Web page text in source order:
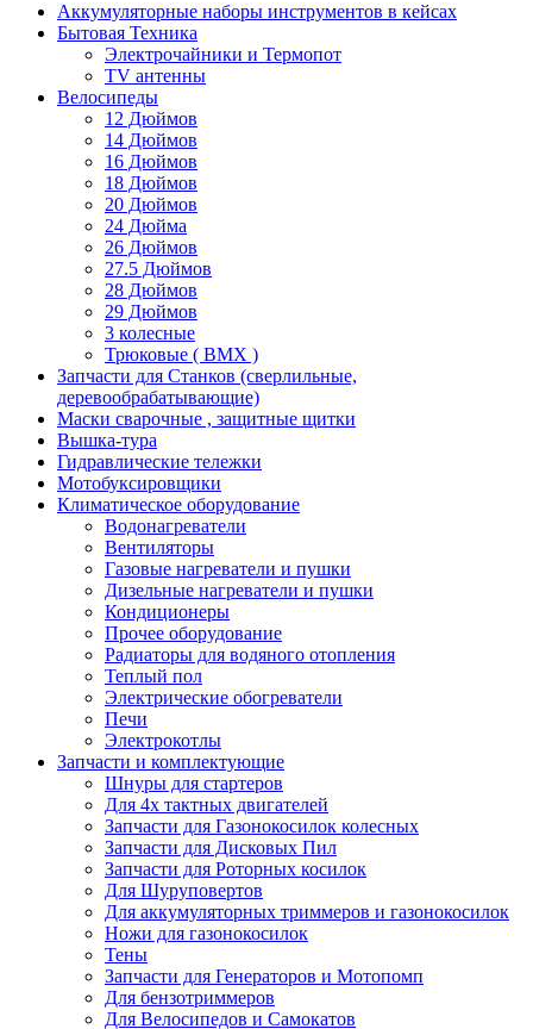
Аккумуляторные наборы инструментов в кейсах
Бытовая Техника
Электрочайники и Термопот
TV антенны
Велосипеды
12 Дюймов
14 Дюймов
16 Дюймов
18 Дюймов
20 Дюймов
24 Дюйма
26 Дюймов
27.5 Дюймов
28 Дюймов
29 Дюймов
3 колесные
Трюковые ( BMX )
Запчасти для Станков (сверлильные,
деревообрабатывающие)
Маски сварочные , защитные щитки
Вышка-тура
Гидравлические тележки
Мотобуксировщики
Климатическое оборудование
Водонагреватели
Вентиляторы
Газовые нагреватели и пушки
Дизельные нагреватели и пушки
Кондиционеры
Прочее оборудование
Радиаторы для водяного отопления
Теплый пол
Электрические обогреватели
Печи
Электрокотлы
Запчасти и комплектующие
Шнуры для стартеров
Для 4х тактных двигателей
Запчасти для Газонокосилок колесных
Запчасти для Дисковых Пил
Запчасти для Роторных косилок
Для Шуруповертов
Для аккумуляторных триммеров и газонокосилок
Ножи для газонокосилок
Тены
Запчасти для Генераторов и Мотопомп
Для бензотриммеров
Для Велосипедов и Самокатов